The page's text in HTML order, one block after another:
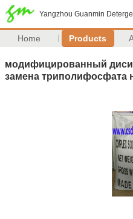
Yangzhou Guanmin
Home Products
модифицированный
замена триполифосфата